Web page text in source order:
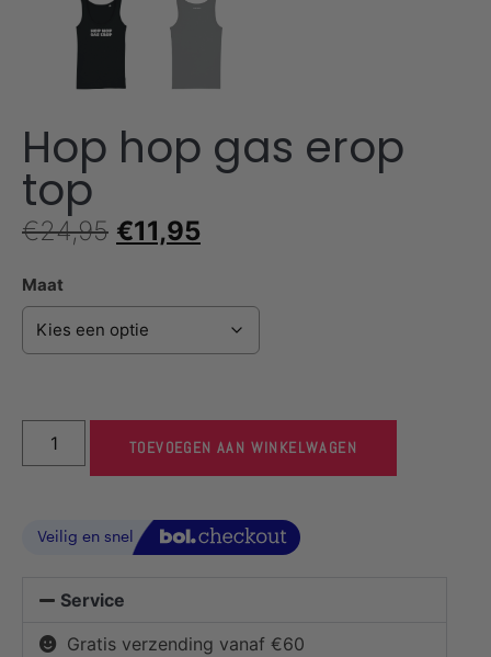
Hop hop gas erop
top
€24,95 €11,95
Maat
TOEVOEGEN AAN WINKELWAGEN
Service
Gratis verzending vanaf €60